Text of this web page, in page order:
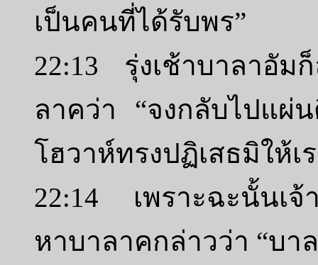
เป็นคนที่ได้รับพร”
22:13 รุ่งเช้าบาลาอัม
ลาคว่า “จงกลับไปแผ่
โฮวาห์ทรงปฏิเสธมิให้เ
22:14 เพราะฉะนั้นเจ้
หาบาลาคกล่าวว่า “บา